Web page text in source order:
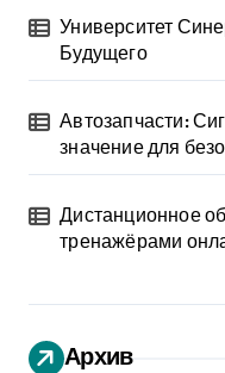
Университет
Будущего
Автозапчасти:
значение для
Дистанционное
тренажёрами
Архив